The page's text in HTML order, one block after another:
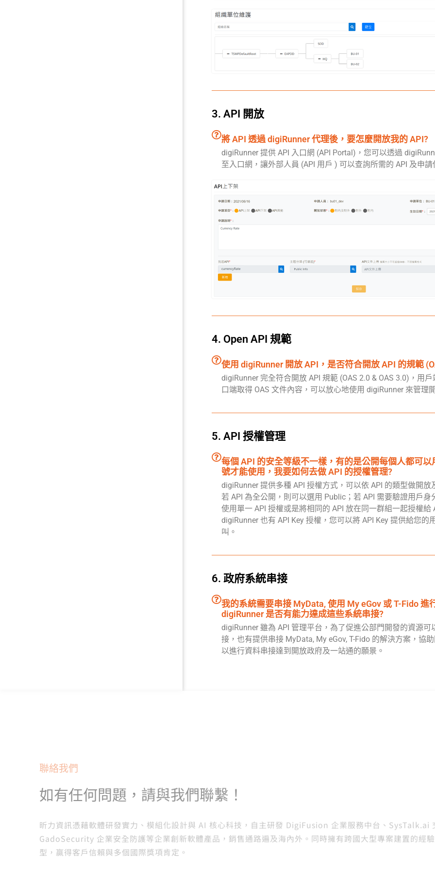
3. API 開放
將 API 透過 digiRunner 代理後，要怎麼開放我的 API?
digiRunner 提供 API 入口網 (API Portal)，您可以透過
至入口網，讓外部人員 (API 用戶 ) 可以查詢所需的 API 及申
4. Open API 規範
使用 digiRunner 開放 API，是否符合開放 API 的規範
digiRunner 完全符合開放 API 規範 (OAS 2.0 & OAS 3.0)，用
口端取得 OAS 文件內容，可以放心地使用 digiRunner 來管理
5. API 授權管理
每個 API 的安全等級不一樣，有的是公開每個人都可
號才能使用，我要如何去做 API 的授權管理?
digiRunner 提供多種 API 授權方式，可以依 API 的類型做開放
若 API 為全公開，則可以選用 Public；若 API 需要驗證用戶
使用單一 API 授權或是將相同的 API 放在同一群組一起授權給
digiRunner 也有 API Key 授權，您可以將 API Key 提供給您的
叫。
6. 政府系統串接
我的系統需要串接 MyData, 使用 My eGov 或 T-Fido 進
digiRunner 是否有能力達成這些系統串接?
digiRunner 雖為 API 管理平台，為了促進公部門開發的資源可
接，也有提供串接 MyData, My eGov, T-Fido 的解決方案，協
以進行資料串接達到開放政府及一站通的願景。
聯絡我們
如有任何問題，請與我們聯繫！
昕力資訊憑藉軟體研發實力、模組化設計與 AI 核心科技，自主研發 DigiFusion 企業服務中台、SysTalk.ai
GadoSecurity 企業安全防護等企業創新軟體產品，銷售通路遍及海內外。同時擁有跨國大型專案建置的經
型，贏得客戶信賴與多個國際獎項肯定。